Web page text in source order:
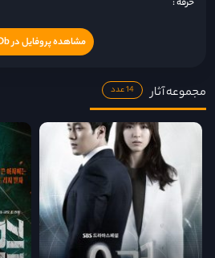
مشاهده پروفایل در IMDb
مجموعه آثار 14 عدد